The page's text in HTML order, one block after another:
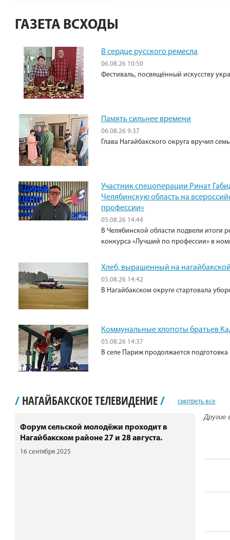
ГАЗЕТА ВСХОДЫ
В сердце русского ремесла
06.08.26 10:50
Фестиваль, посвящённый искусству
Память сильнее времени
06.08.26 9:37
Глава Нагайбакского округа вручил
Участник спецоперации Ринат
Челябинскую область на
профессии»
05.08.26 14:44
В Челябинской области подвели итоги
конкурса «Лучший по профессии» в
Хлеб, выращенный на
05.08.26 14:42
В Нагайбакском округе стартовала
Коммунальные хлопоты братьев
05.08.26 14:37
В селе Париж продолжается подготовка
/ НАГАЙБАКСКОЕ ТЕЛЕВИДЕНИЕ/ смотреть все
Форум сельской молодёжи проходит в
Нагайбакском районе 27 и 28 августа.
16 сентября 2025
Другие